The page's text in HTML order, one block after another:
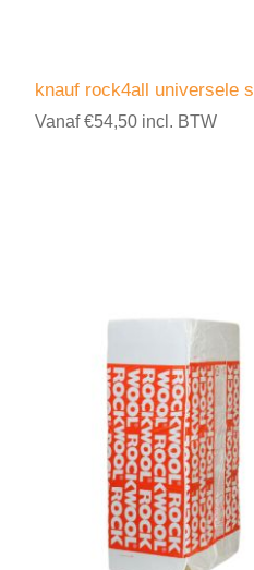
knauf rock4all universele
Vanaf €54,50 incl. BTW